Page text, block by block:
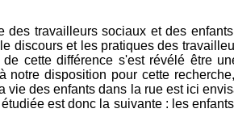
travailleurs sociaux et des
discours et les pratiques des
cette différence s'est révélé être
notre disposition pour cette
des enfants dans la rue est ici
est donc la suivante : les